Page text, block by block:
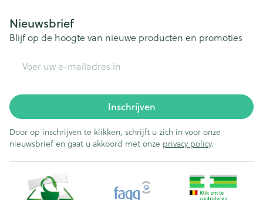
Nieuwsbrief
Blijf op de hoogte van nieuwe producten en promoties
Inschrijven
Door op inschrijven te klikken, schrijft u zich in voor onze
nieuwsbrief en gaat u akkoord met onze privacy policy.